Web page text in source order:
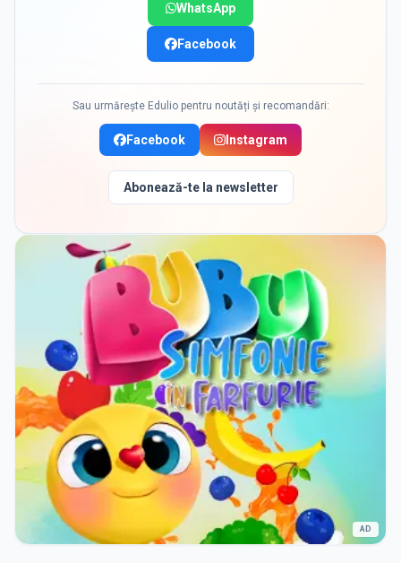
WhatsApp
Facebook
Sau urmărește Edulio pentru noutăți și recomandări:
Facebook Instagram
Abonează-te la newsletter
AD